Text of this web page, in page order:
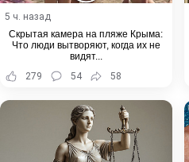
5 ч. назад
Скрытая камера на пляже Крыма:
Что люди вытворяют, когда их не
видят...
279
54 58